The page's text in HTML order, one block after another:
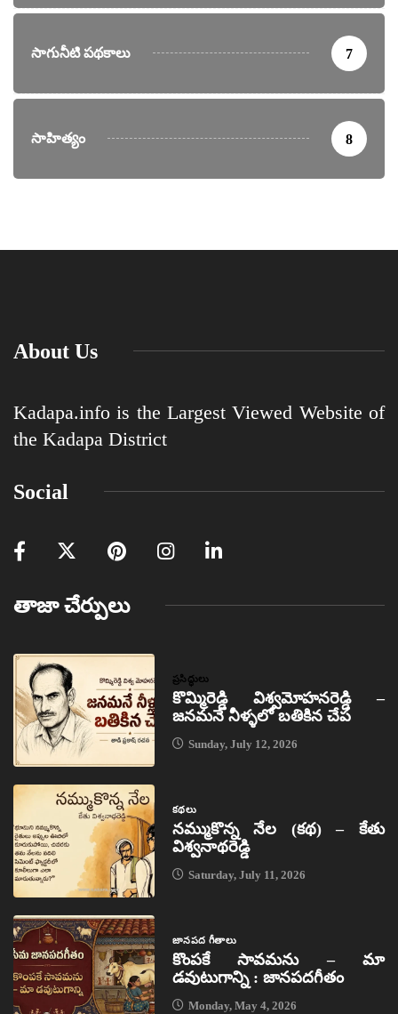
సాగునీటి పథకాలు 7
సాహిత్యం 8
About Us
Kadapa.info is the Largest Viewed Website of
the Kadapa District
Social
తాజా చేర్పులు
ప్రసిద్ధులు
కొమ్మిరెడ్డి విశ్వమోహనరెడ్డి –
జనమనే నీళ్ళలో బతికిన చేప
Sunday, July 12, 2026
కథలు
నమ్ముకొన్న నేల (కథ) – కేతు
విశ్వనాథరెడ్డి
Saturday, July 11, 2026
జానపద గీతాలు
కొంపకే సావమను – మా
డవుటుగాన్ని : జానపదగీతం
Monday, May 4, 2026